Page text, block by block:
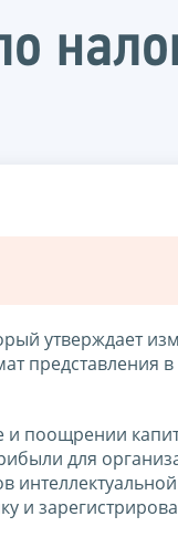
утверждает
представления в
и поощрении
для
интеллектуальной
и